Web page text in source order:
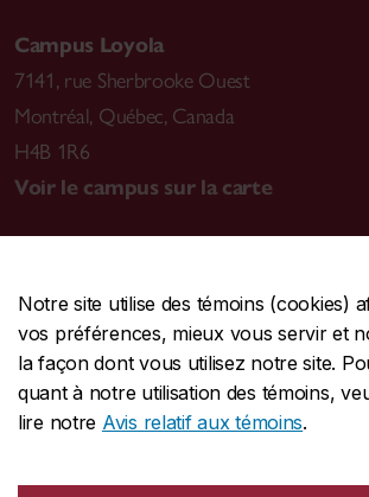
Notre site utilise des témoins (cookies)
vos préférences, mieux vous servir et
la façon dont vous utilisez notre site.
quant à notre utilisation des témoins,
lire notre Avis relatif aux témoins.
Campus Loyola
7141, rue Sherbrooke Ouest
Montréal, Québec, Canada
H4B 1R6
Voir le campus sur la carte
CENTRALE514-848-2424
URGENCE514-848-3717
Protection et prévention | Accessibilité |
Conditions d'utilisation | Gérer les témoins